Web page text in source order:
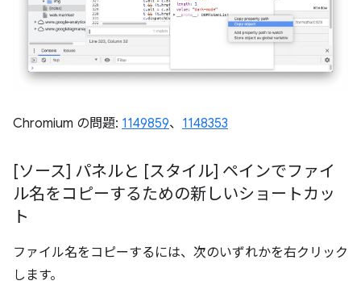
Chromium の問題: 1149859、 1148353
[ソース] パネルと [スタイル] ペインでファイ
ル名をコピーするための新しいショートカッ
ト
ファイル名をコピーするには、次のいずれかを右クリック
します。